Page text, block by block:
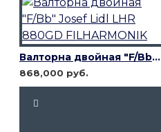
Валторна двойная "F/Bb" Josef Lidl LHR 880GD FILHARMONIK
868,000 руб.